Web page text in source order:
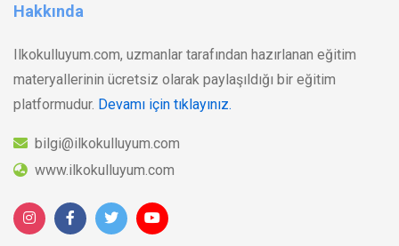
Hakkında
Ilkokulluyum.com, uzmanlar tarafından hazırlanan eğitim
materyallerinin ücretsiz olarak paylaşıldığı bir eğitim
platformudur. Devamı için tıklayınız.
bilgi@ilkokulluyum.com
www.ilkokulluyum.com